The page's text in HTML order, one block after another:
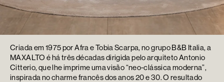
Criada em 1975 por Afra e Tobia Scarpa, no grupo B&B Italia, a
MAXALTO é há três décadas dirigida pelo arquiteto Antonio
Citterio, que lhe imprime uma visão “neo-clássica moderna”,
inspirada no charme francês dos anos 20 e 30. O resultado